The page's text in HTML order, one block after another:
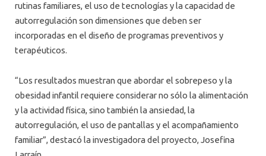
rutinas familiares, el uso de tecnologías y la capacidad de
autorregulación son dimensiones que deben ser
incorporadas en el diseño de programas preventivos y
terapéuticos.
“Los resultados muestran que abordar el sobrepeso y la
obesidad infantil requiere considerar no sólo la alimentación
y la actividad física, sino también la ansiedad, la
autorregulación, el uso de pantallas y el acompañamiento
familiar”, destacó la investigadora del proyecto, Josefina